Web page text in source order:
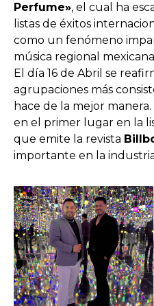
Perfume», el cual ha
listas de éxitos
como un fenómeno
música regional
El día 16 de Abril se
agrupaciones más
hace de la mejor
en el primer lugar en la
que emite la revista
importante en la